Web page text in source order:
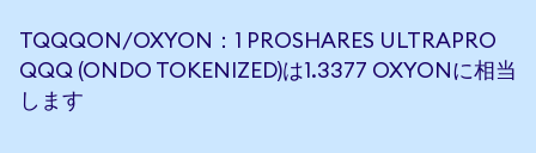
TQQQON/OXYON：1 PROSHARES ULTRAPRO
QQQ (ONDO TOKENIZED)は1.3377 OXYONに相当
します